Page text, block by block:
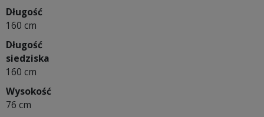
Długość
160 cm
Długość
siedziska
160 cm
Wysokość
76 cm